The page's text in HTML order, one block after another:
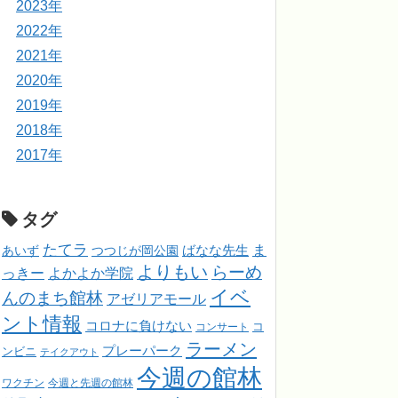
2023年
2022年
2021年
2020年
2019年
2018年
2017年
タグ
あいず たてラ つつじが岡公園 ばなな先生 ま
っきー よかよか学院 よりもい らーめ
んのまち館林 アゼリアモール イベ
ント情報 コロナに負けない コンサート
コ
ンビニ テイクアウト プレーパーク ラーメン
ワクチン 今週と先週の館林 今週の館林